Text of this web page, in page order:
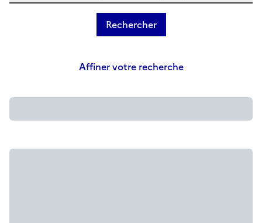
Affiner votre recherche